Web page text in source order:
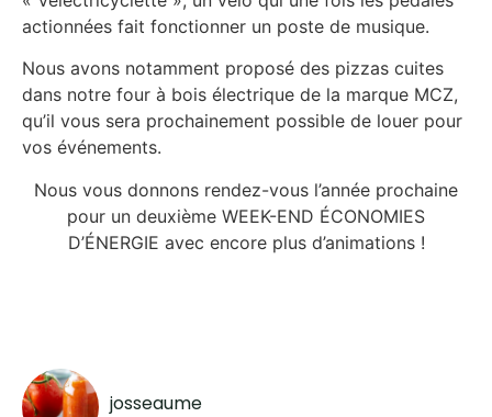
actionnées fait fonctionner un poste de musique.
Nous avons notamment proposé des pizzas cuites
dans notre four à bois électrique de la marque MCZ,
qu’il vous sera prochainement possible de louer pour
vos événements.
Nous vous donnons rendez-vous l’année prochaine
pour un deuxième WEEK-END ÉCONOMIES
D’ÉNERGIE avec encore plus d’animations !
josseaume